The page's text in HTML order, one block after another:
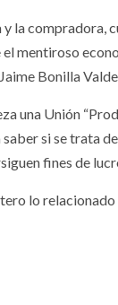
la compradora,
mentiroso
Bonilla
una Unión
si se trata
fines de
lo